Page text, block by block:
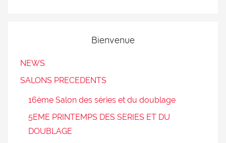
Bienvenue
NEWS
SALONS PRECEDENTS
16ème Salon des séries et du doublage
5EME PRINTEMPS DES SERIES ET DU
DOUBLAGE